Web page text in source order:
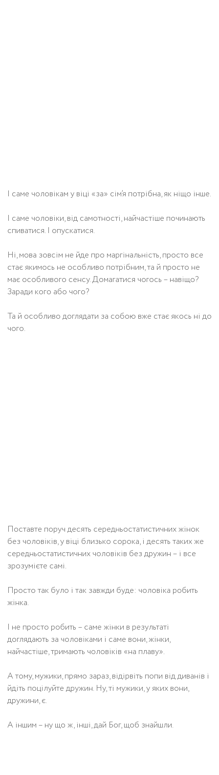
І саме чоловікам у віці «за» сім’я потрібна, як ніщо інше.
І саме чоловіки, від самотності, найчастіше починають
спиватися. І опускатися.
Ні, мова зовсім не йде про маргінальність, просто все
стає якимось не особливо потрібним, та й просто не
має особливого сенсу. Домагатися чогось – навіщо?
Заради кого або чого?
Та й особливо доглядати за собою вже стає якось ні до
чого.
Поставте поруч десять середньостатистичних жінок
без чоловіків, у віці близько сорока, і десять таких же
середньостатистичних чоловіків без дружин – і все
зрозумієте самі.
Просто так було і так завжди буде: чоловіка робить
жінка.
І не просто робить – саме жінки в результаті
доглядають за чоловіками і саме вони, жінки,
найчастіше, тримають чоловіків «на плаву».
А тому, мужики, прямо зараз, відірвіть попи від диванів і
йдіть поцілуйте дружин. Ну, ті мужики, у яких вони,
дружини, є.
А іншим – ну що ж, інші, дай Бог, щоб знайшли.